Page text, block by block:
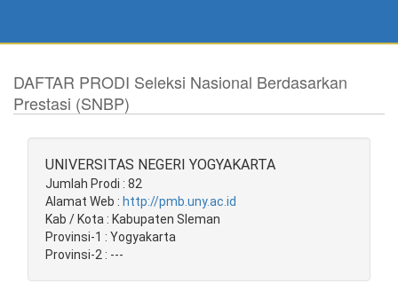
DAFTAR PRODI Seleksi Nasional Berdasarkan
Prestasi (SNBP)
UNIVERSITAS NEGERI YOGYAKARTA
Jumlah Prodi : 82
Alamat Web : http://pmb.uny.ac.id
Kab / Kota : Kabupaten Sleman
Provinsi-1 : Yogyakarta
Provinsi-2 : ---